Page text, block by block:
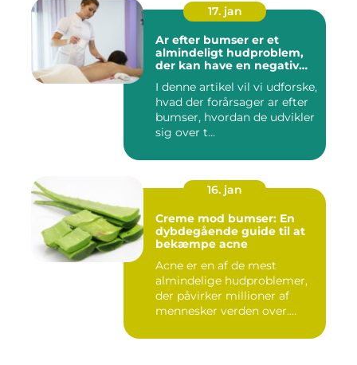
17. jan
Ar efter bumser er et
almindeligt hudproblem,
der kan have en negativ
selvtillid og trivsel
I denne artikel vil vi udforske,
hvad der forårsager ar efter
bumser, hvordan de udvikler
sig over t...
16. jan
Creme mod bumser: En
dybdegående guide til at
bekæmpe acne
Acne er en af de mest
almindelige hudproblemer,
der påvirker millioner af
mennesker verden over.